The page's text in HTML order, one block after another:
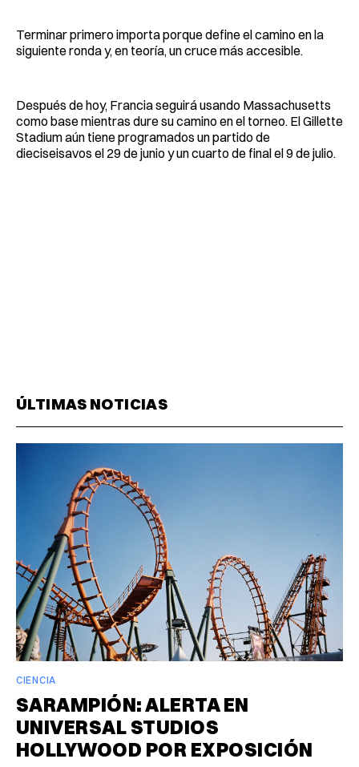
Terminar primero importa porque define el camino en la
siguiente ronda y, en teoría, un cruce más accesible.
Después de hoy, Francia seguirá usando Massachusetts
como base mientras dure su camino en el torneo. El Gillette
Stadium aún tiene programados un partido de
dieciseisavos el 29 de junio y un cuarto de final el 9 de julio.
ÚLTIMAS NOTICIAS
CIENCIA
SARAMPIÓN: ALERTA EN
UNIVERSAL STUDIOS
HOLLYWOOD POR EXPOSICIÓN